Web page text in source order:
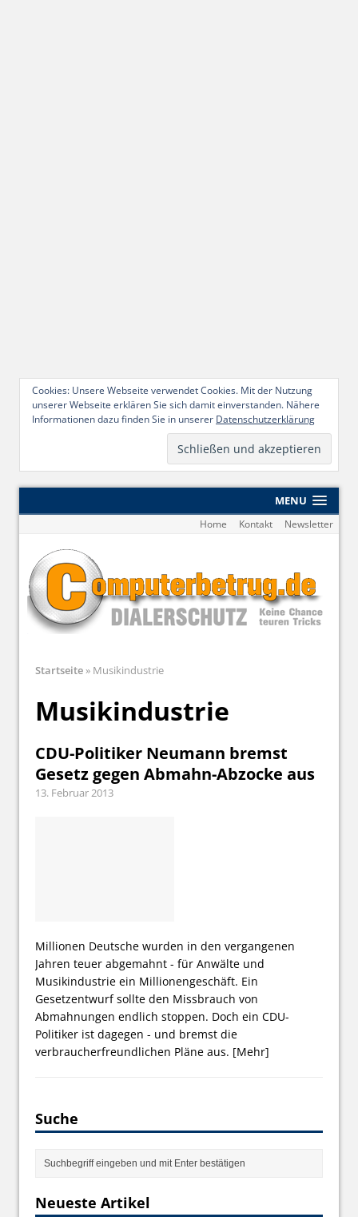
Cookies: Unsere Webseite verwendet Cookies. Mit der Nutzung
unserer Webseite erklären Sie sich damit einverstanden. Nähere
Informationen dazu finden Sie in unserer Datenschutzerklärung
MENU
Home Kontakt Newsletter
Startseite» Musikindustrie
Musikindustrie
CDU-Politiker Neumann bremst
Gesetz gegen Abmahn-Abzocke aus
13. Februar 2013
Millionen Deutsche wurden in den vergangenen
Jahren teuer abgemahnt - für Anwälte und
Musikindustrie ein Millionengeschäft. Ein
Gesetzentwurf sollte den Missbrauch von
Abmahnungen endlich stoppen. Doch ein CDU-
Politiker ist dagegen - und bremst die
verbraucherfreundlichen Pläne aus. [Mehr]
Suche
Neueste Artikel